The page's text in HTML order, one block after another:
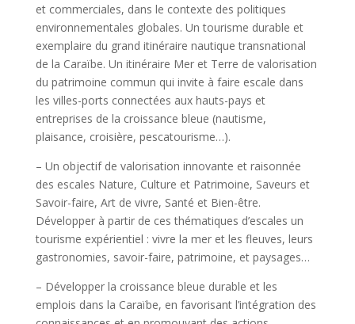
et commerciales, dans le contexte des politiques
environnementales globales. Un tourisme durable et
exemplaire du grand itinéraire nautique transnational
de la Caraïbe. Un itinéraire Mer et Terre de valorisation
du patrimoine commun qui invite à faire escale dans
les villes-ports connectées aux hauts-pays et
entreprises de la croissance bleue (nautisme,
plaisance, croisière, pescatourisme…).
– Un objectif de valorisation innovante et raisonnée
des escales Nature, Culture et Patrimoine, Saveurs et
Savoir-faire, Art de vivre, Santé et Bien-être.
Développer à partir de ces thématiques d’escales un
tourisme expérientiel : vivre la mer et les fleuves, leurs
gastronomies, savoir-faire, patrimoine, et paysages…
– Développer la croissance bleue durable et les
emplois dans la Caraïbe, en favorisant l’intégration des